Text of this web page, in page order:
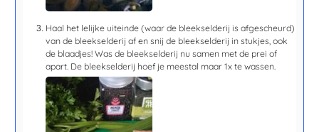
Haal het lelijke uiteinde (waar de bleekselderij is afgescheurd)
van de bleekselderij af en snij de bleekselderij in stukjes, ook
de blaadjes! Was de bleekselderij nu samen met de prei of
apart. De bleekselderij hoef je meestal maar 1x te wassen.